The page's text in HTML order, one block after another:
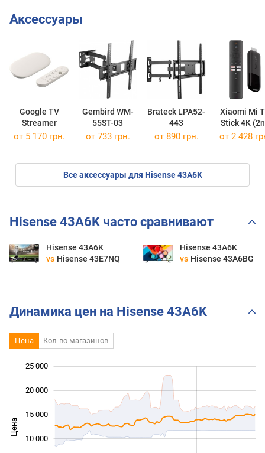
Аксессуары
Google TV
Streamer
Gembird WM-
55ST-03
Brateck LPA52-
443
Xiaomi Mi
Stick 4K
Gen)
от 5 170 грн. от 733 грн. от 890 грн. от 2 428
Все аксессуары для Hisense 43A6K
Hisense 43A6K часто сравнивают
Hisense 43A6K
vs Hisense 43E7NQ
Hisense 43A6K
vs Hisense 43A6BG
Динамика цен на Hisense 43A6K
Цена Кол-во магазинов
Цена
10 000
15 000
20 000
25 000